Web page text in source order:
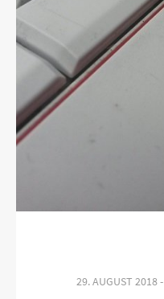
29. AUGUST 2018 -